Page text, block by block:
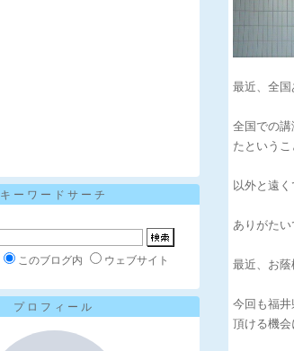
キーワードサーチ
このブログ内 ウェブサイト
プロフィール
最近、全国
全国での
たというこ
以外と遠
ありがたい
最近、お蔭
今回も福
頂ける機会